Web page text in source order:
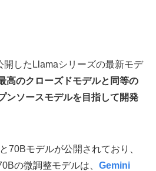
開したLlamaシリーズの最新モデ
高のクローズドモデルと同等の
ンソースモデルを目指して開発
70Bモデルが公開されており、
の微調整モデルは、 Gemini